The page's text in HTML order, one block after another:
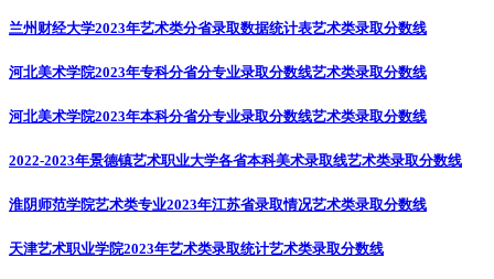
兰州财经大学2023年艺术类分省录取数据统计表艺术类录取分数线
河北美术学院2023年专科分省分专业录取分数线艺术类录取分数线
河北美术学院2023年本科分省分专业录取分数线艺术类录取分数线
2022-2023年景德镇艺术职业大学各省本科美术录取线艺术类录取分数线
淮阴师范学院艺术类专业2023年江苏省录取情况艺术类录取分数线
天津艺术职业学院2023年艺术类录取统计艺术类录取分数线